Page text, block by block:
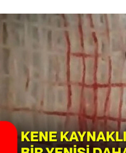
SAĞLIK
11:11 MANŞET